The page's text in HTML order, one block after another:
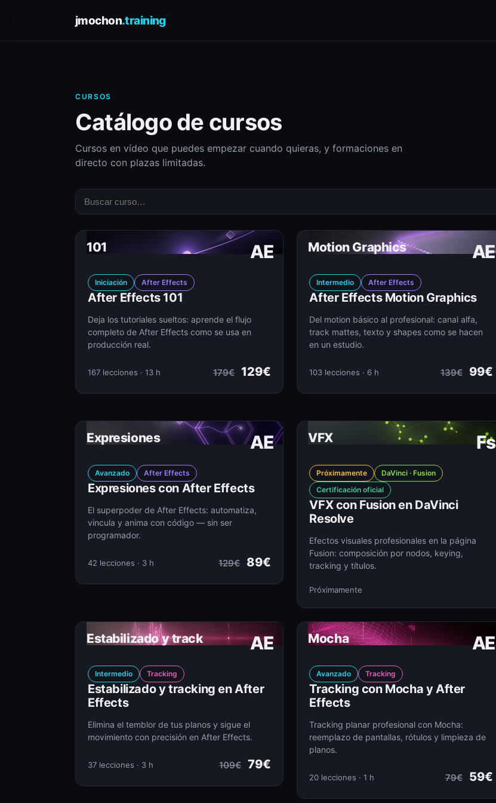
jmochon.training
CURSOS
Catálogo de cursos
Cursos en vídeo que puedes empezar cuando quieras, y formaciones en
directo con plazas limitadas.
AE
101
Iniciación After Effects
After Effects 101
Deja los tutoriales sueltos: aprende el flujo
completo de After Effects como se usa en
producción real.
167 lecciones · 13 h 179€ 129€
AE
Motion Graphics
Intermedio After Effects
After Effects Motion Graphics
Del motion básico al profesional: canal alfa,
track mattes, texto y shapes como se hacen
en un estudio.
103 lecciones · 6 h 139€ 99€
AE
Expresiones
Avanzado After Effects
Expresiones con After Effects
El superpoder de After Effects: automatiza,
vincula y anima con código — sin ser
programador.
42 lecciones · 3 h 129€ 89€
Fs
VFX
Próximamente
DaVinci · Fusion
Certificación oficial
VFX con Fusion en DaVinci
Resolve
Efectos visuales profesionales en la página
Fusion: composición por nodos, keying,
tracking y títulos.
Próximamente
AE
Estabilizado y track
Intermedio Tracking
Estabilizado y tracking en After
Effects
Elimina el temblor de tus planos y sigue el
movimiento con precisión en After Effects.
37 lecciones · 3 h 109€ 79€
AE
Mocha
Avanzado Tracking
Tracking con Mocha y After
Effects
Tracking planar profesional con Mocha:
reemplazo de pantallas, rótulos y limpieza de
planos.
20 lecciones · 1 h 79€ 59€